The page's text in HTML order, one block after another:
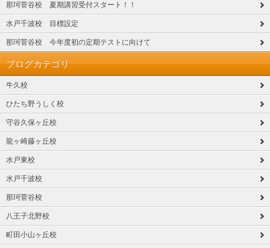
那珂菅谷校 夏期講習受付スタート！！
水戸千波校 目標設定
那珂菅谷校 今年度初の定期テストに向けて
ブログカテゴリ
牛久校
ひたち野うしく校
守谷久保ヶ丘校
龍ヶ崎藤ヶ丘校
水戸東校
水戸千波校
那珂菅谷校
八王子北野校
町田小山ヶ丘校